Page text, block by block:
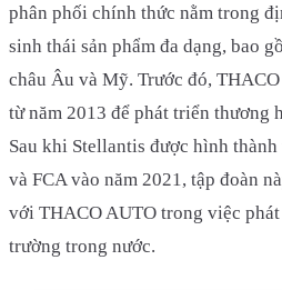
phân phối chính thức nằm trong
sinh thái sản phẩm đa dạng, bao
châu Âu và Mỹ. Trước đó,
từ năm 2013 để phát triển thương
Sau khi Stellantis được hình
và FCA vào năm 2021, tập đoàn
với THACO AUTO trong việc
trường trong nước.